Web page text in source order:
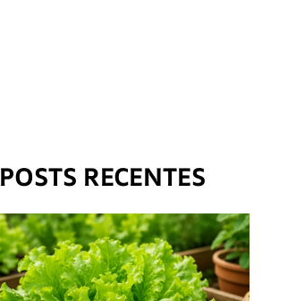
POSTS RECENTES